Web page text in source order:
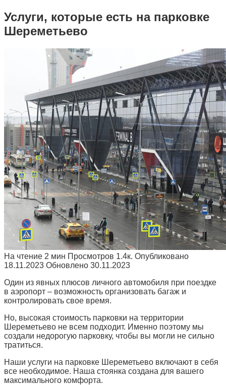
Услуги, которые есть на парковке
Шереметьево
На чтение 2 мин Просмотров 1.4к. Опубликовано
18.11.2023 Обновлено 30.11.2023
Один из явных плюсов личного автомобиля при поездке
в аэропорт – возможность организовать багаж и
контролировать свое время.
Но, высокая стоимость парковки на территории
Шереметьево не всем подходит. Именно поэтому мы
создали недорогую парковку, чтобы вы могли не сильно
тратиться.
Наши услуги на парковке Шереметьево включают в себя
все необходимое. Наша стоянка создана для вашего
максимального комфорта.